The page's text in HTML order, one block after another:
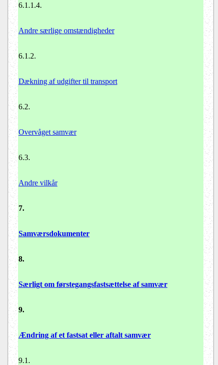
6.1.1.4.
Andre særlige omstændigheder
6.1.2.
Dækning af udgifter til transport
6.2.
Overvåget samvær
6.3.
Andre vilkår
7.
Samværsdokumenter
8.
Særligt om førstegangsfastsættelse af samvær
9.
Ændring af et fastsat eller aftalt samvær
9.1.